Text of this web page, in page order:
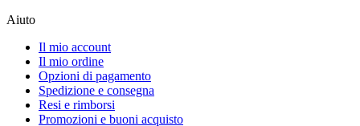
Aiuto
Il mio account
Il mio ordine
Opzioni di pagamento
Spedizione e consegna
Resi e rimborsi
Promozioni e buoni acquisto